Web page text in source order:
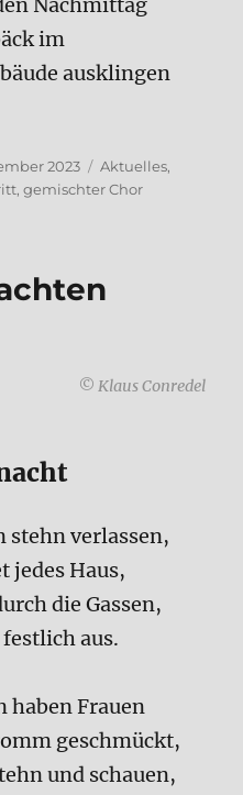
im
ausklingen
2023 Kategorien
Aktuelles,
,gemischter Chor
© Klaus Conredel
stehn verlassen,
jedes Haus,
die Gassen,
aus.
haben Frauen
geschmückt,
und schauen,